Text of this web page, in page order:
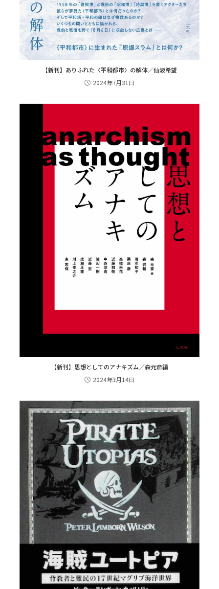
【新刊】ありふれた〈平和都市〉の解体／仙波希望
2024年7月31日
【新刊】思想としてのアナキズム／森元斎編
2024年3月14日